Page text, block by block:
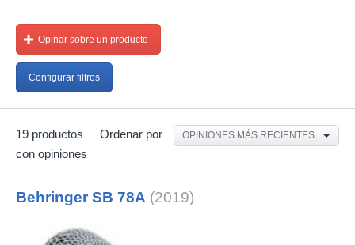
Opinar sobre un producto
Configurar filtros
Ordenar por OPINIONES MÁS RECIENTES
19 productos
con opiniones
Behringer SB 78A (2019)